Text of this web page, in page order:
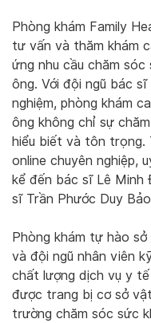
Phòng khám Family
tư vấn và thăm khám
ứng nhu cầu chăm
ông. Với đội ngũ bác sĩ
nghiệm, phòng khám
ông không chỉ sự
hiểu biết và tôn trọng.
online chuyên nghiệp,
kể đến bác sĩ Lê Minh
sĩ Trần Phước Duy
Phòng khám tự hào
và đội ngũ nhân viên
chất lượng dịch vụ y
được trang bị cơ sở
trường chăm sóc sức